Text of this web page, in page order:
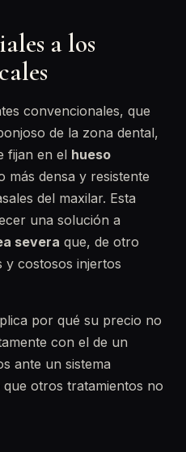
a los
convencionales, que
de la zona dental,
fijan en el hueso
más densa y resistente
del maxilar. Esta
una solución a
severa que, de otro
y costosos injertos
por qué su precio no
con el de un
ante un sistema
otros tratamientos no